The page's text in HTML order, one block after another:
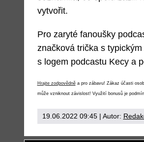
vytvořit.
Pro zaryté fanoušky
značková trička s
s logem podcastu Kecy a
Hrajte zodpovědněa pro zábavu! Zákaz účasti
může vzniknout závislost! Využití bonusů je
19.06.2022 09:45| Autor: